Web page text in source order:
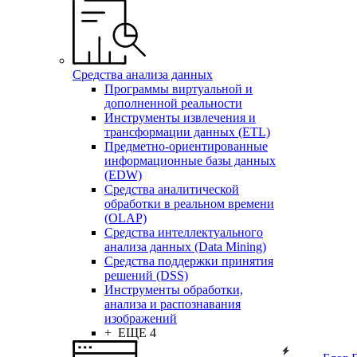
Средства анализа данных
Программы виртуальной и
дополненной реальности
Инструменты извлечения и
трансформации данных (ETL)
Предметно-ориентированные
информационные базы данных
(EDW)
Средства аналитической
обработки в реальном времени
(OLAP)
Средства интеллектуального
анализа данных (Data Mining)
Средства поддержки принятия
решений (DSS)
Инструменты обработки,
анализа и распознавания
изображений
+ ЕЩЕ 4